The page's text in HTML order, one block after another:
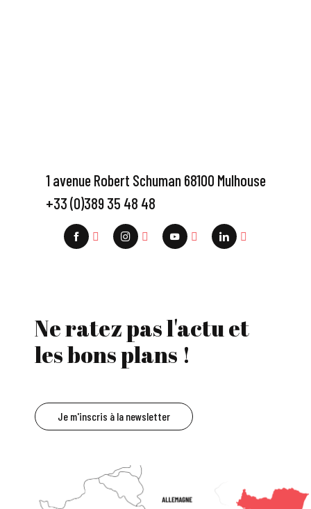
1 avenue Robert Schuman 68100 Mulhouse
+33 (0)389 35 48 48
Ne ratez pas l'actu et
les bons plans !
Je m'inscris à la newsletter